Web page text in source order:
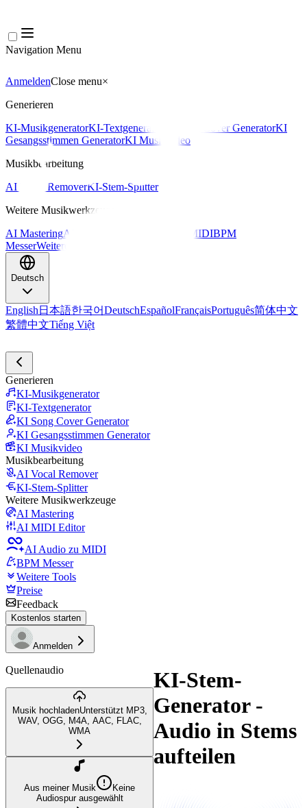
Navigation Menu
AnmeldenClose menu×
Generieren
KI-MusikgeneratorKI-Textgenerator KI Song Cover GeneratorKI
Gesangsstimmen GeneratorKI Musikvideo
Musikbearbeitung
AI Vocal RemoverKI-Stem-Splitter
Weitere Musikwerkzeuge
AI MasteringAI MIDI Editor AI Audio zu MIDIBPM
MesserWeitere Tools
Deutsch
English 日本語한국어DeutschEspañolFrançaisPortuguês简体中文
繁體中文Tiếng Việt
Generieren
KI-Musikgenerator
KI-Textgenerator
KI Song Cover Generator
KI Gesangsstimmen Generator
KI Musikvideo
Musikbearbeitung
AI Vocal Remover
KI-Stem-Splitter
Weitere Musikwerkzeuge
AI Mastering
AI MIDI Editor
AI Audio zu MIDI
BPM Messer
Weitere Tools
Preise
Feedback
Kostenlos starten
Anmelden
Quellenaudio
Musik hochladenUnterstützt MP3,
WAV, OGG, M4A, AAC, FLAC,
WMA
Aus meiner Musik
Keine
Audiospur ausgewählt
KI-Stem-
Generator -
Audio in Stems
aufteilen